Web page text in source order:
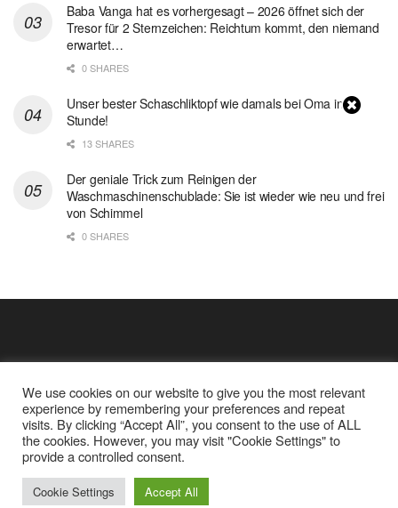
Baba Vanga hat es vorhergesagt – 2026 öffnet sich der
Tresor für 2 Sternzeichen: Reichtum kommt, den niemand
erwartet…
0 SHARES
Unser bester Schaschliktopf wie damals bei Oma in 1
Stunde!
13 SHARES
Der geniale Trick zum Reinigen der
Waschmaschinenschublade: Sie ist wieder wie neu und frei
von Schimmel
0 SHARES
Cookie Policy
Datenschutz
Google Analytics und Cookie Dateien
© 2025Einfache Rezept
We use cookies on our website to give you the most relevant
experience by remembering your preferences and repeat
visits. By clicking “Accept All”, you consent to the use of ALL
the cookies. However, you may visit "Cookie Settings" to
provide a controlled consent.
Cookie Settings Accept All